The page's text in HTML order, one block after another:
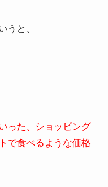
うと、
った、ショッピング
で食べるような価格